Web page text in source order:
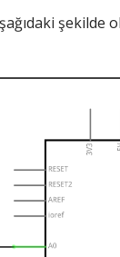
şekilde